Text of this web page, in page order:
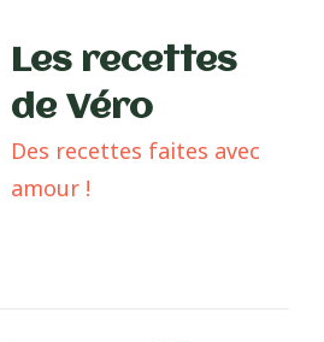
Les recettes
de Véro
Des recettes faites avec
amour !